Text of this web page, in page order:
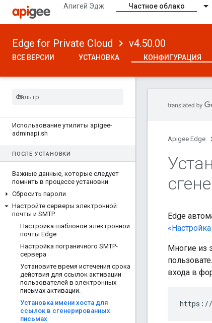
Апигей Эдж Частное облако
Edge for Private Cloud v4.50.00
ВСЕ ВЕРСИИ УСТАНОВКА КОНФИГУРАЦИЯ
О планетах
Использование утилиты apigee-
adminapi.sh
ПОСЛЕ УСТАНОВКИ
Важные данные, которые следует
помнить в процессе установки
Сбросить пароли
Настройте серверы электронной
почты и SMTP.
Настройка шаблонов электронной
почты Edge
Настройка пограничного SMTP-
сервера
Установите время истечения срока
действия для ссылок активации
пользователей в электронных
письмах активации.
Установка имени хоста для
ссылок в сгенерированных
письмах
Apigee Edge
Edge
Многие из
входа в
https://